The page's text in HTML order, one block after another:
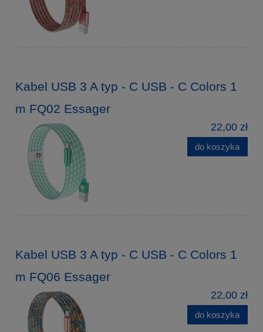
Kabel USB 3 A typ - C USB - C Colors 1
m FQ02 Essager
22,00 zł
do koszyka
Kabel USB 3 A typ - C USB - C Colors 1
m FQ06 Essager
22,00 zł
do koszyka